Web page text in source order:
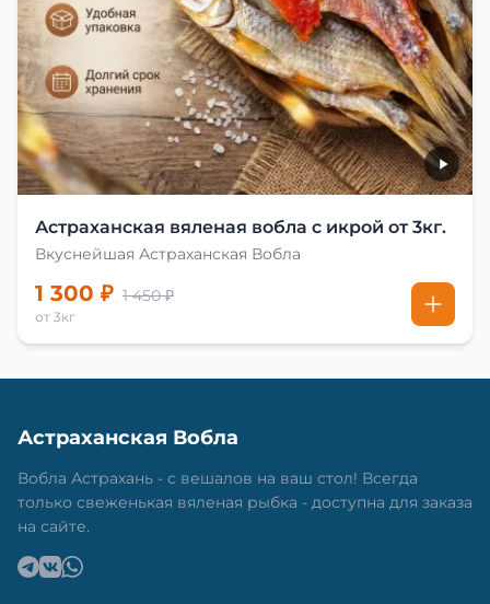
Астраханская вяленая вобла с икрой от 3кг.
Вкуснейшая Астраханская Вобла
1 300 ₽ 1 450 ₽
от 3кг
Астраханская Вобла
Вобла Астрахань - с вешалов на ваш стол! Всегда
только свеженькая вяленая рыбка - доступна для заказа
на сайте.